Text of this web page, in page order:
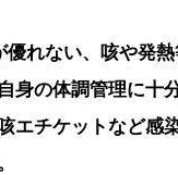
優れない、咳や発
身の体調管理に十
エチケットなど感